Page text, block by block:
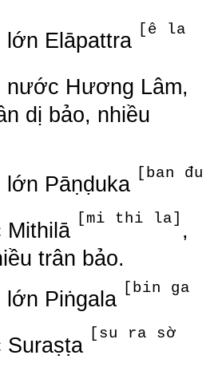
lớn Elāpattra [ê la
nước Hương Lâm,
dị bảo, nhiều
lớn Pāṇḍuka [ban đu
[mi thi la] ,
trân bảo.
lớn Piṅgala [bin ga
[su ra sờ